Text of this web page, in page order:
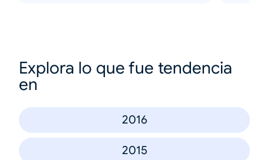
Explora lo que fue tendencia
en
2016
2015